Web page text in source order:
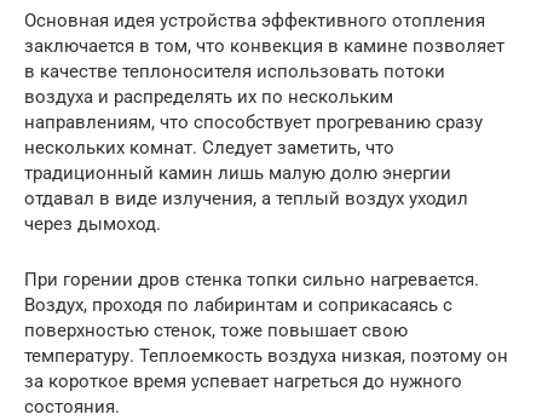
Основная идея устройства эффективного отопления
заключается в том, что конвекция в камине позволяет
в качестве теплоносителя использовать потоки
воздуха и распределять их по нескольким
направлениям, что способствует прогреванию сразу
нескольких комнат. Следует заметить, что
традиционный камин лишь малую долю энергии
отдавал в виде излучения, а теплый воздух уходил
через дымоход.
При горении дров стенка топки сильно нагревается.
Воздух, проходя по лабиринтам и соприкасаясь с
поверхностью стенок, тоже повышает свою
температуру. Теплоемкость воздуха низкая, поэтому он
за короткое время успевает нагреться до нужного
состояния.